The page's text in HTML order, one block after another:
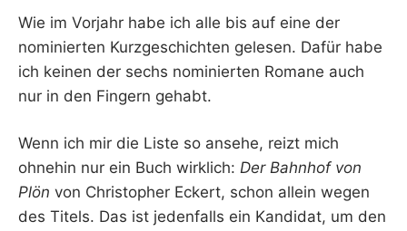
Wie im Vorjahr habe ich alle bis auf eine der
nominierten Kurzgeschichten gelesen. Dafür habe
ich keinen der sechs nominierten Romane auch
nur in den Fingern gehabt.
Wenn ich mir die Liste so ansehe, reizt mich
ohnehin nur ein Buch wirklich: Der Bahnhof von
Plön von Christopher Eckert, schon allein wegen
des Titels. Das ist jedenfalls ein Kandidat, um den